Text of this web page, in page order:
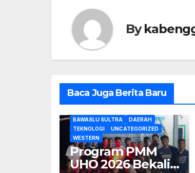
By
Baca Juga Berita Baru
BAWASLU SULTRA
DAERAH
TEKNOLOGI
UNCATEGORIZED
WESTERN
Program PMM
UHO 2026 Bekali